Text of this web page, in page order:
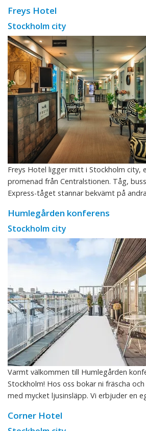
Freys Hotel
Stockholm city
Freys Hotel ligger mitt i Stockholm city,
promenad från Centralstionen. Tåg,
Express-tåget stannar bekvämt på
Humlegården konferens
Stockholm city
Varmt välkommen till Humlegården
Stockholm! Hos oss bokar ni fräscha
med mycket ljusinsläpp. Vi erbjuder en
Corner Hotel